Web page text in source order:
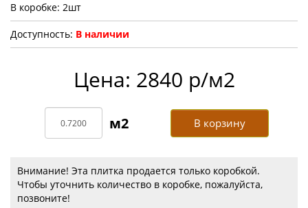
В коробке: 2шт
Доступность: В наличии
Цена: 2840 р/м2
В корзину
Внимание! Эта плитка продается только коробкой.
Чтобы уточнить количество в коробке, пожалуйста,
позвоните!